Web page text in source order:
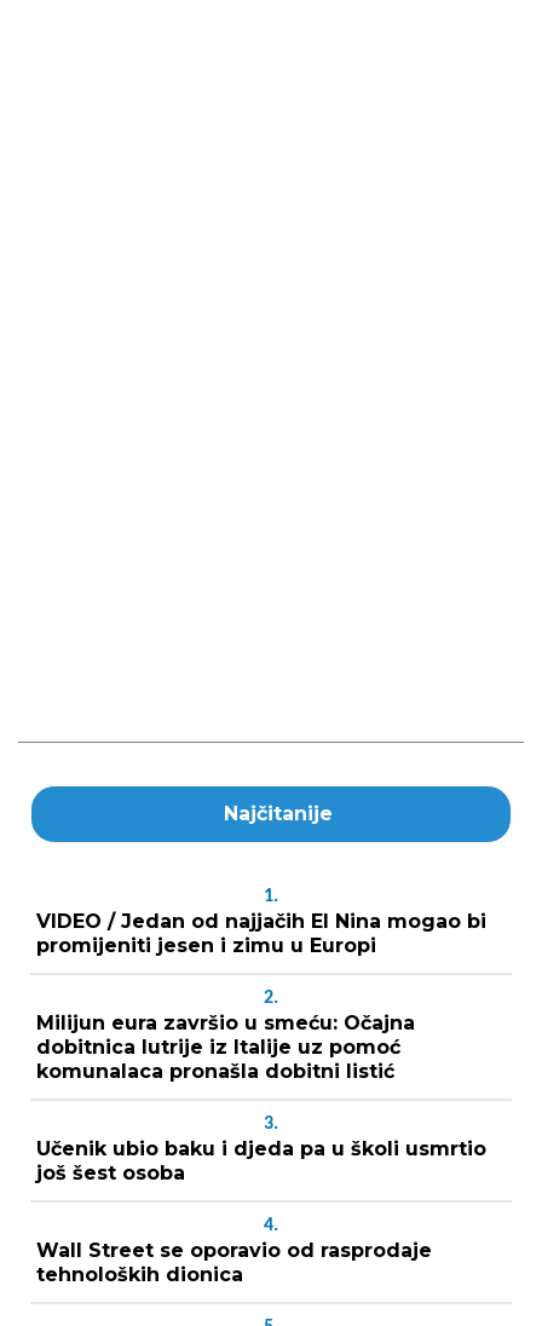
Najčitanije
1.
VIDEO / Jedan od najjačih El Nina mogao bi
promijeniti jesen i zimu u Europi
2.
Milijun eura završio u smeću: Očajna
dobitnica lutrije iz Italije uz pomoć
komunalaca pronašla dobitni listić
3.
Učenik ubio baku i djeda pa u školi usmrtio
još šest osoba
4.
Wall Street se oporavio od rasprodaje
tehnoloških dionica